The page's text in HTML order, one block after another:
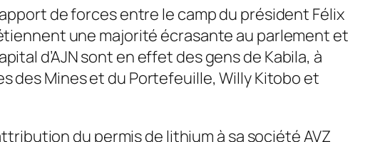
de forces entre le camp du président Félix
une majorité écrasante au parlement et
d’AJN sont en effet des gens de Kabila, à
des Mines et du Portefeuille, Willy Kitobo et
du permis de lithium à sa société AVZ